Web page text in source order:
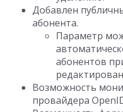
Добавлен
абонента.
Параметр
абонентов
Возможность
провайдера